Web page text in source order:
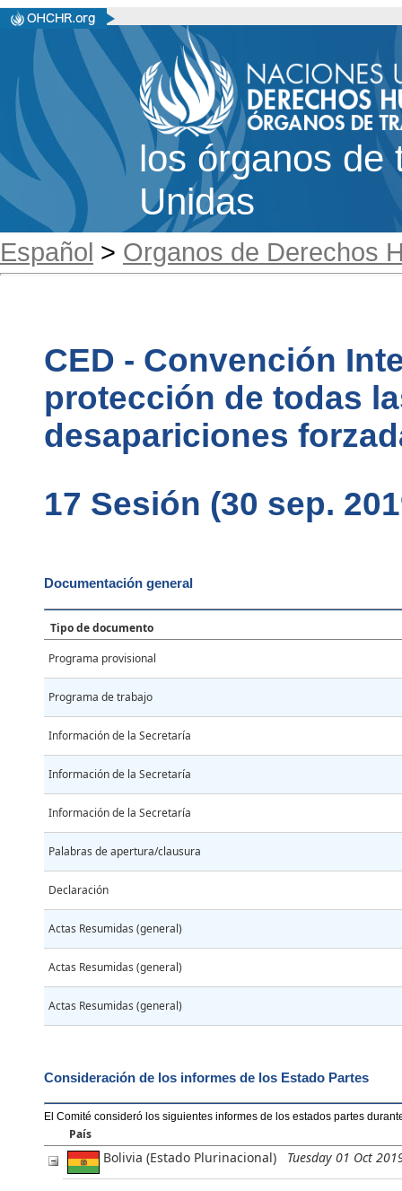
los órganos de
Unidas
Español > Organos de Derechos
CED - Convención
protección de todas
desapariciones
17 Sesión (30 sep.
Documentación general
Tipo de documento
Programa provisional
Programa de trabajo
Información de la Secretaría
Información de la Secretaría
Información de la Secretaría
Palabras de apertura/clausura
Declaración
Actas Resumidas (general)
Actas Resumidas (general)
Actas Resumidas (general)
Consideración de los informes de los Estado Partes
El Comité consideró los siguientes informes de los estados partes
País
Bolivia (Estado Plurinacional) Tuesday 01 Oct